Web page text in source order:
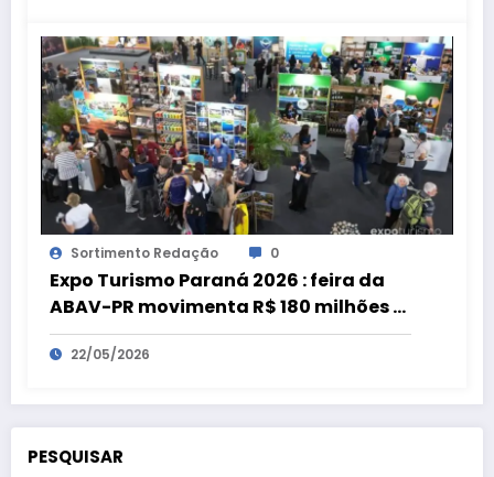
Sortimento Redação 0
Expo Turismo Paraná 2026 : feira da
ABAV-PR movimenta R$ 180 milhões e
bate recorde
22/05/2026
PESQUISAR